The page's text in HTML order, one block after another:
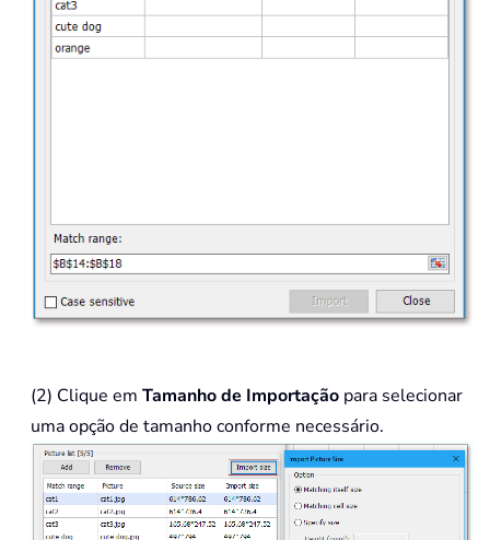
(2) Clique em Tamanho de Importação para selecionar
uma opção de tamanho conforme necessário.